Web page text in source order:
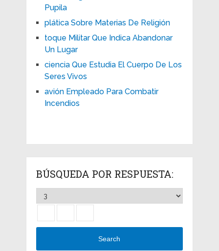
Pupila
plática Sobre Materias De Religión
toque Militar Que Indica Abandonar
Un Lugar
ciencia Que Estudia El Cuerpo De Los
Seres Vivos
avión Empleado Para Combatir
Incendios
BÚSQUEDA POR RESPUESTA:
Search